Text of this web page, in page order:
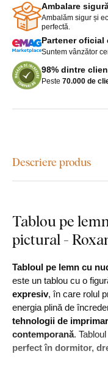
Ambalare
Ambalăm sigur și
perfectă.
Partener oficial
Suntem vânzător
98% dintre
Peste 70.000 de
Descriere produs
Tablou pe
pictural -
Tabloul pe lemn cu
este un tablou cu o
expresiv, în care rolul
energia plină de
tehnologii de
contemporană.
perfect în dormitor,